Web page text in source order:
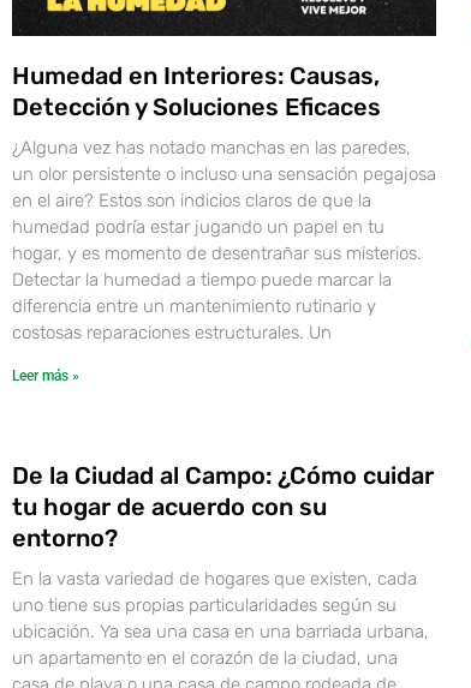
Humedad en Interiores: Causas,
Detección y Soluciones Eficaces
¿Alguna vez has notado manchas en las paredes,
un olor persistente o incluso una sensación pegajosa
en el aire? Estos son indicios claros de que la
humedad podría estar jugando un papel en tu
hogar, y es momento de desentrañar sus misterios.
Detectar la humedad a tiempo puede marcar la
diferencia entre un mantenimiento rutinario y
costosas reparaciones estructurales. Un
Leer más »
De la Ciudad al Campo: ¿Cómo cuidar
tu hogar de acuerdo con su
entorno?
En la vasta variedad de hogares que existen, cada
uno tiene sus propias particularidades según su
ubicación. Ya sea una casa en una barriada urbana,
un apartamento en el corazón de la ciudad, una